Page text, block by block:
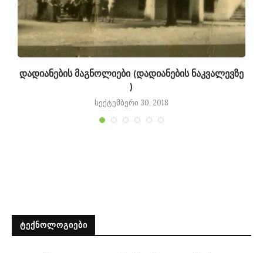
დადიანების მაგნოლიები (დადიანების ნაკვალევზე
)
სექტემბერი 30, 2018
ᲢᲔᲥᲜᲝᲚᲝᲒᲘᲔᲑᲘ